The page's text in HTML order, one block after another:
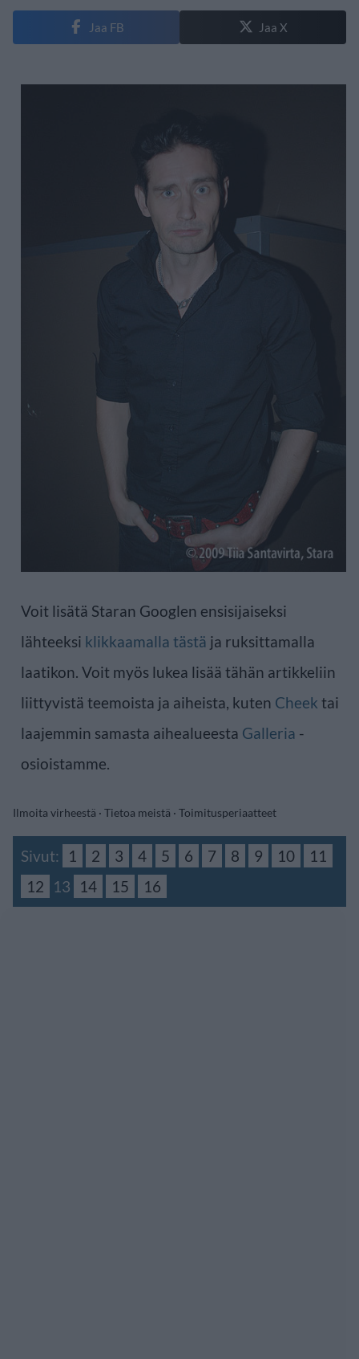
Jaa FB Jaa X
Voit lisätä Staran Googlen ensisijaiseksi
lähteeksi klikkaamalla tästä ja ruksittamalla
laatikon. Voit myös lukea lisää tähän artikkeliin
liittyvistä teemoista ja aiheista, kuten Cheek tai
laajemmin samasta aihealueesta Galleria -
osioistamme.
Ilmoita virheestä · Tietoa meistä · Toimitusperiaatteet
Sivut: 1 2 3 4 5 6 7 8 9 10
11
12
13 14 15 16